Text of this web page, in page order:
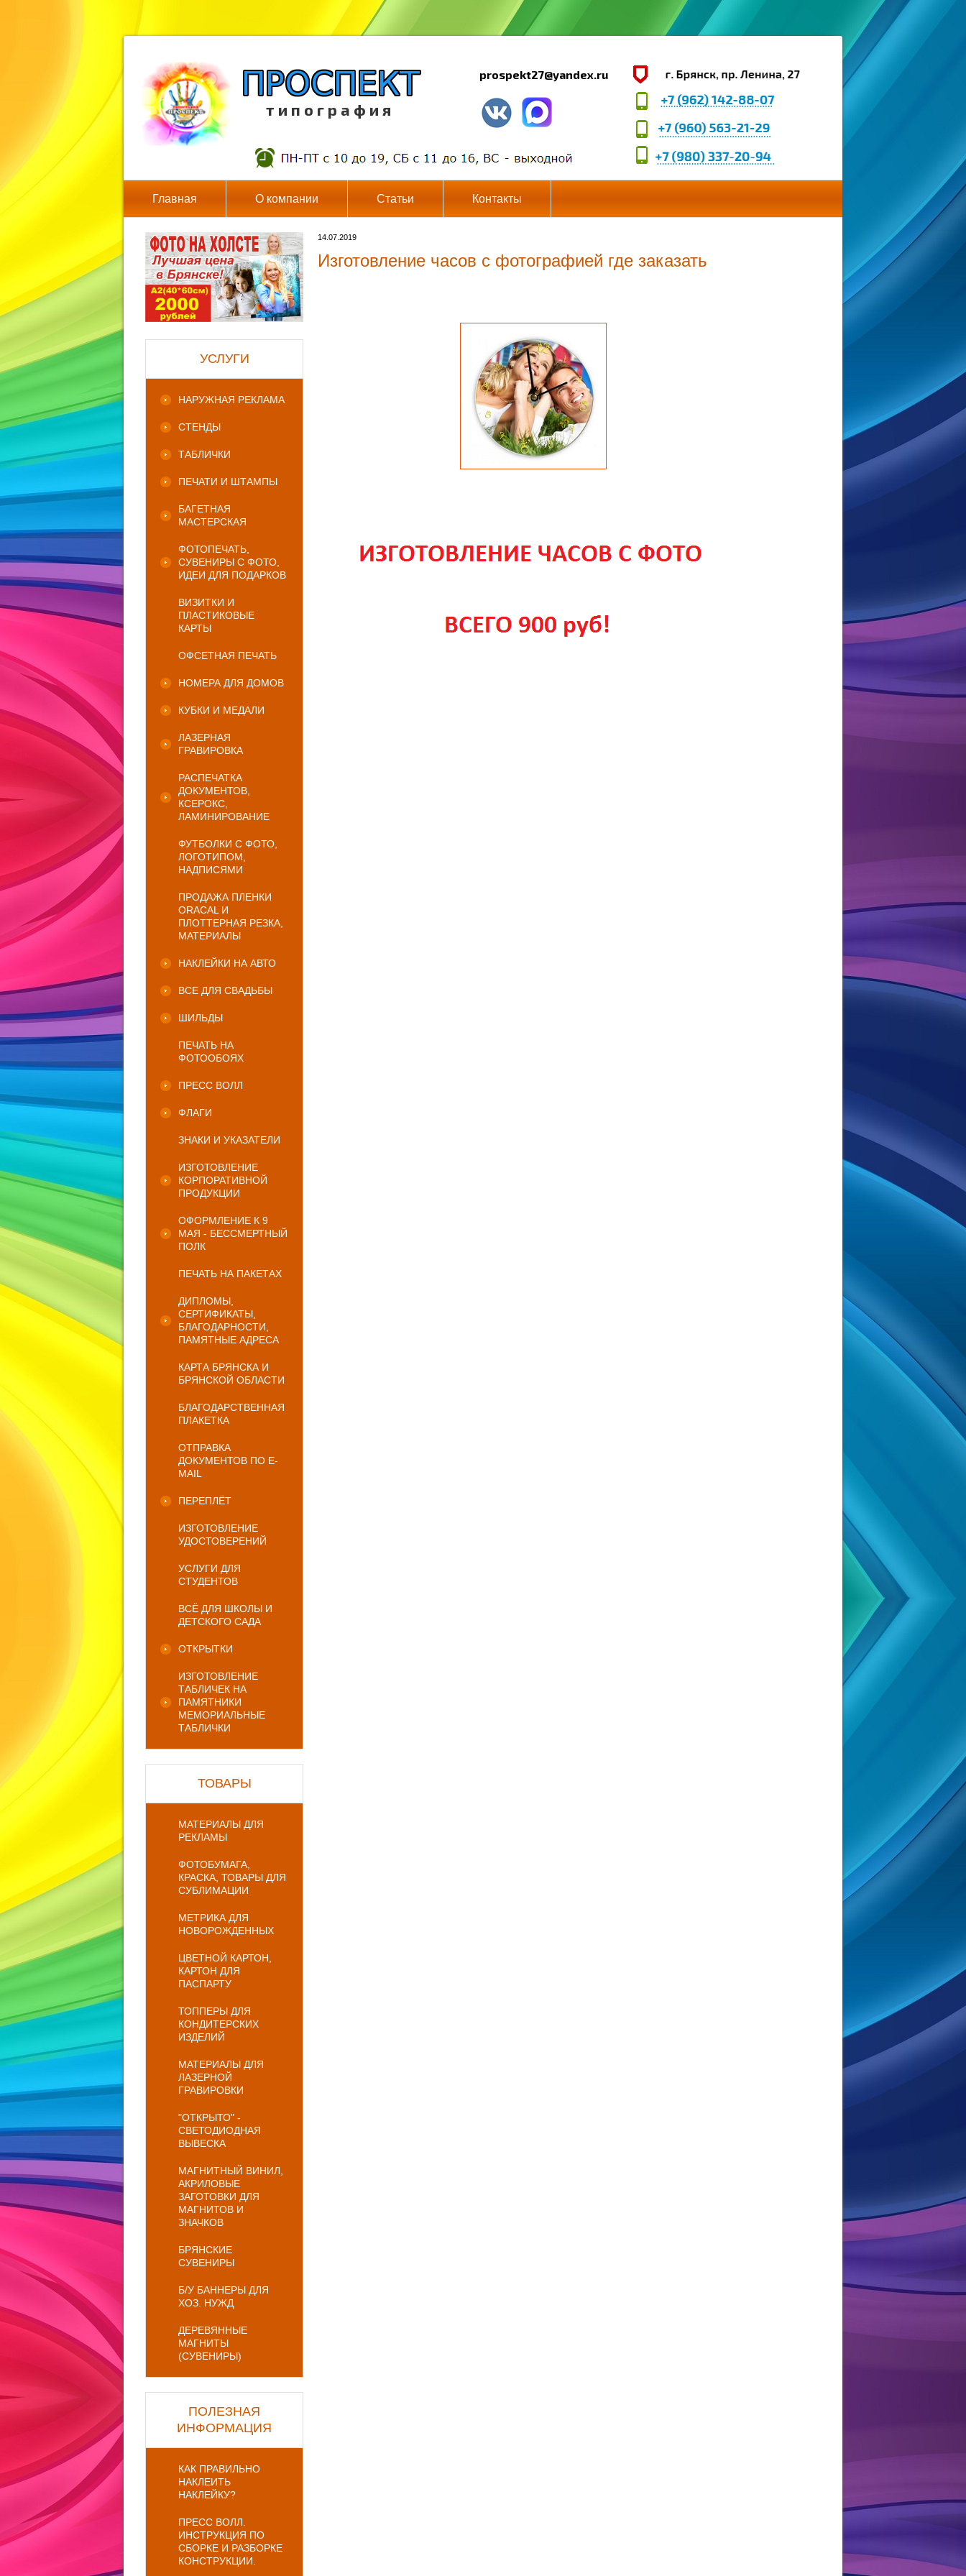
т и п о г р а ф и я
prospekt27@yandex.ru
Главная О компании Статьи Контакты
УСЛУГИ
НАРУЖНАЯ РЕКЛАМА
СТЕНДЫ
ТАБЛИЧКИ
ПЕЧАТИ И ШТАМПЫ
БАГЕТНАЯ
МАСТЕРСКАЯ
ФОТОПЕЧАТЬ,
СУВЕНИРЫ С ФОТО,
ИДЕИ ДЛЯ ПОДАРКОВ
ВИЗИТКИ И
ПЛАСТИКОВЫЕ
КАРТЫ
ОФСЕТНАЯ ПЕЧАТЬ
НОМЕРА ДЛЯ ДОМОВ
КУБКИ И МЕДАЛИ
ЛАЗЕРНАЯ
ГРАВИРОВКА
РАСПЕЧАТКА
ДОКУМЕНТОВ,
КСЕРОКС,
ЛАМИНИРОВАНИЕ
ФУТБОЛКИ С ФОТО,
ЛОГОТИПОМ,
НАДПИСЯМИ
ПРОДАЖА ПЛЕНКИ
ORACAL И
ПЛОТТЕРНАЯ РЕЗКА,
МАТЕРИАЛЫ
НАКЛЕЙКИ НА АВТО
ВСЕ ДЛЯ СВАДЬБЫ
ШИЛЬДЫ
ПЕЧАТЬ НА
ФОТООБОЯХ
ПРЕСС ВОЛЛ
ФЛАГИ
ЗНАКИ И УКАЗАТЕЛИ
ИЗГОТОВЛЕНИЕ
КОРПОРАТИВНОЙ
ПРОДУКЦИИ
ОФОРМЛЕНИЕ К 9
МАЯ - БЕССМЕРТНЫЙ
ПОЛК
ПЕЧАТЬ НА ПАКЕТАХ
ДИПЛОМЫ,
СЕРТИФИКАТЫ,
БЛАГОДАРНОСТИ,
ПАМЯТНЫЕ АДРЕСА
КАРТА БРЯНСКА И
БРЯНСКОЙ ОБЛАСТИ
БЛАГОДАРСТВЕННАЯ
ПЛАКЕТКА
ОТПРАВКА
ДОКУМЕНТОВ ПО E-
MAIL
ПЕРЕПЛЁТ
ИЗГОТОВЛЕНИЕ
УДОСТОВЕРЕНИЙ
УСЛУГИ ДЛЯ
СТУДЕНТОВ
ВСЁ ДЛЯ ШКОЛЫ И
ДЕТСКОГО САДА
ОТКРЫТКИ
ИЗГОТОВЛЕНИЕ
ТАБЛИЧЕК НА
ПАМЯТНИКИ
МЕМОРИАЛЬНЫЕ
ТАБЛИЧКИ
ТОВАРЫ
МАТЕРИАЛЫ ДЛЯ
РЕКЛАМЫ
ФОТОБУМАГА,
КРАСКА, ТОВАРЫ ДЛЯ
СУБЛИМАЦИИ
МЕТРИКА ДЛЯ
НОВОРОЖДЕННЫХ
ЦВЕТНОЙ КАРТОН,
КАРТОН ДЛЯ
ПАСПАРТУ
ТОППЕРЫ ДЛЯ
КОНДИТЕРСКИХ
ИЗДЕЛИЙ
МАТЕРИАЛЫ ДЛЯ
ЛАЗЕРНОЙ
ГРАВИРОВКИ
"ОТКРЫТО" -
СВЕТОДИОДНАЯ
ВЫВЕСКА
МАГНИТНЫЙ ВИНИЛ,
АКРИЛОВЫЕ
ЗАГОТОВКИ ДЛЯ
МАГНИТОВ И
ЗНАЧКОВ
БРЯНСКИЕ
СУВЕНИРЫ
Б/У БАННЕРЫ ДЛЯ
ХОЗ. НУЖД
ДЕРЕВЯННЫЕ
МАГНИТЫ
(СУВЕНИРЫ)
ПОЛЕЗНАЯ
ИНФОРМАЦИЯ
КАК ПРАВИЛЬНО
НАКЛЕИТЬ
НАКЛЕЙКУ?
ПРЕСС ВОЛЛ.
ИНСТРУКЦИЯ ПО
СБОРКЕ И РАЗБОРКЕ
КОНСТРУКЦИИ.
14.07.2019
Изготовление часов с фотографией где заказать